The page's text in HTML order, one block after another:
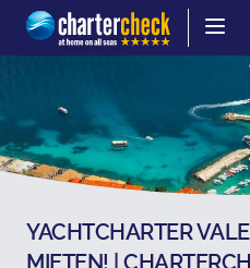
Chartercheck
YACHTCHARTER
MIETEN! |